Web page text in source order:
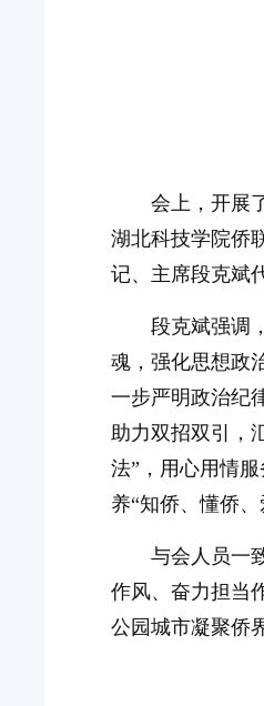
会上，开展
湖北科技学院侨
记、主席段克斌
段克斌强调
魂，强化思想政
一步严明政治纪
助力双招双引，
法”，用心用情
养“知侨、懂侨、
与会人员一
作风、奋力担当
公园城市凝聚侨